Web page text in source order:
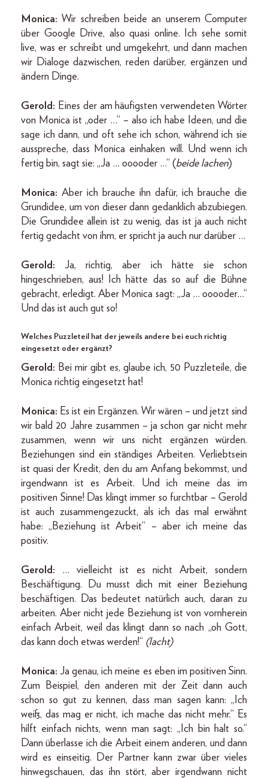
Monica: Wir schreiben beide an unserem Computer
über Google Drive, also quasi online. Ich sehe somit
live, was er schreibt und umgekehrt, und dann machen
wir Dialoge dazwischen, reden darüber, ergänzen und
ändern Dinge.
Gerold: Eines der am häufigsten verwendeten Wörter
von Monica ist „oder …“ – also ich habe Ideen, und die
sage ich dann, und oft sehe ich schon, während ich sie
ausspreche, dass Monica einhaken will. Und wenn ich
fertig bin, sagt sie: „Ja … ooooder …“ (beide lachen)
Monica: Aber ich brauche ihn dafür, ich brauche die
Grundidee, um von dieser dann gedanklich abzubiegen.
Die Grundidee allein ist zu wenig, das ist ja auch nicht
fertig gedacht von ihm, er spricht ja auch nur darüber …
Gerold: Ja, richtig, aber ich hätte sie schon
hingeschrieben, aus! Ich hätte das so auf die Bühne
gebracht, erledigt. Aber Monica sagt: „Ja … ooooder…“
Und das ist auch gut so!
Welches Puzzleteil hat der jeweils andere bei euch richtig
eingesetzt oder ergänzt?
Gerold: Bei mir gibt es, glaube ich, 50 Puzzleteile, die
Monica richtig eingesetzt hat!
Monica: Es ist ein Ergänzen. Wir wären – und jetzt sind
wir bald 20 Jahre zusammen – ja schon gar nicht mehr
zusammen, wenn wir uns nicht ergänzen würden.
Beziehungen sind ein ständiges Arbeiten. Verliebtsein
ist quasi der Kredit, den du am Anfang bekommst, und
irgendwann ist es Arbeit. Und ich meine das im
positiven Sinne! Das klingt immer so furchtbar – Gerold
ist auch zusammengezuckt, als ich das mal erwähnt
habe: „Beziehung ist Arbeit“ – aber ich meine das
positiv.
Gerold: … vielleicht ist es nicht Arbeit, sondern
Beschäftigung. Du musst dich mit einer Beziehung
beschäftigen. Das bedeutet natürlich auch, daran zu
arbeiten. Aber nicht jede Beziehung ist von vornherein
einfach Arbeit, weil das klingt dann so nach „oh Gott,
das kann doch etwas werden!“ (lacht)
Monica: Ja genau, ich meine es eben im positiven Sinn.
Zum Beispiel, den anderen mit der Zeit dann auch
schon so gut zu kennen, dass man sagen kann: „Ich
weiß, das mag er nicht, ich mache das nicht mehr.“ Es
hilft einfach nichts, wenn man sagt: „Ich bin halt so.“
Dann überlasse ich die Arbeit einem anderen, und dann
wird es einseitig. Der Partner kann zwar über vieles
hinwegschauen, das ihn stört, aber irgendwann nicht